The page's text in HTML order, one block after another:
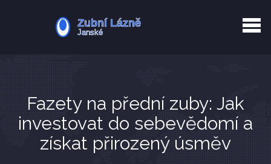
Zotavení po extrakci
Fazety na přední zuby: Jak
investovat do sebevědomí a
získat přirozený úsměv